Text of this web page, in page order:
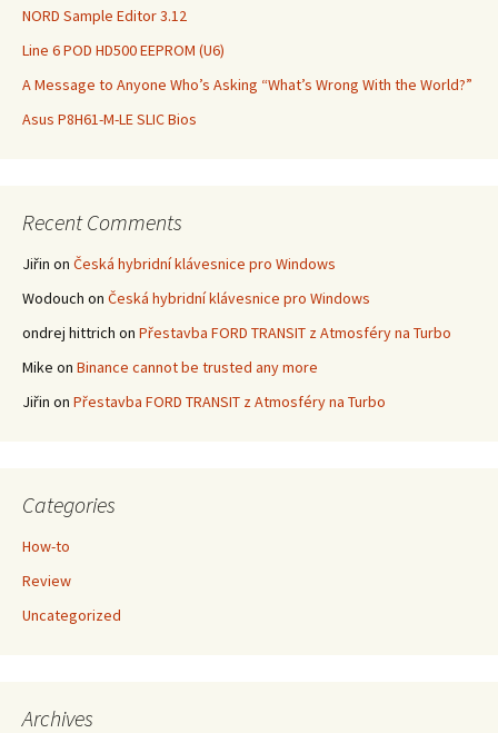
NORD Sample Editor 3.12
Line 6 POD HD500 EEPROM (U6)
A Message to Anyone Who’s Asking “What’s Wrong With the World?”
Asus P8H61-M-LE SLIC Bios
Recent Comments
Jiřin on Česká hybridní klávesnice pro Windows
Wodouch on Česká hybridní klávesnice pro Windows
ondrej hittrich on Přestavba FORD TRANSIT z Atmosféry na Turbo
Mike on Binance cannot be trusted any more
Jiřin on Přestavba FORD TRANSIT z Atmosféry na Turbo
Categories
How-to
Review
Uncategorized
Archives